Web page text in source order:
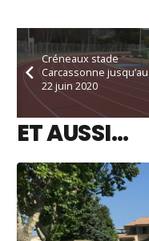
Créneaux stade
Carcassonne jusqu’au
22 juin 2020
ET AUSSI…